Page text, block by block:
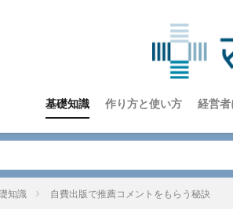
基礎知識 作り方と使い方 経営
知識 自費出版で推薦コメントをもらう秘訣